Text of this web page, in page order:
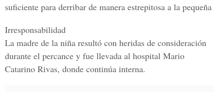
suficiente para derribar de manera estrepitosa a la pequeña
Irresponsabilidad
La madre de la niña resultó con heridas de consideración
durante el percance y fue llevada al hospital Mario
Catarino Rivas, donde continúa interna.